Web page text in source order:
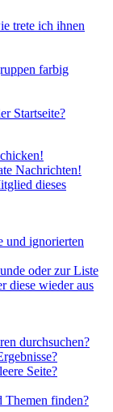
trete ich ihnen
farbig
Startseite?
Nachrichten!
dieses
und ignorierten
oder zur Liste
diese wieder aus
durchsuchen?
Seite?
Themen finden?